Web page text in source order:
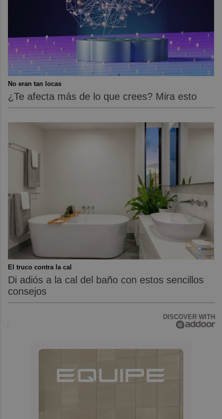
No eran tan locas
¿Te afecta más de lo que crees? Mira esto
El truco contra la cal
Di adiós a la cal del baño con estos sencillos
consejos
DISCOVER WITH